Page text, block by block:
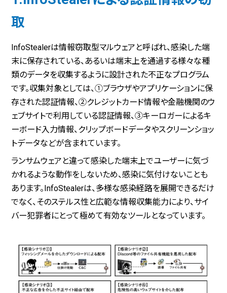
取
InfoStealerは情報窃取型マルウェアと呼ばれ、感染した端
末に保存されている、あるいは端末上を通過する様々な種
類のデータを収集するように設計された不正なプログラム
です。収集対象としては、①ブラウザやアプリケーションに保
存された認証情報、②クレジットカード情報や金融機関のウ
ェブサイトで利用している認証情報、③キーロガーによるキ
ーボード入力情報、クリップボードデータやスクリーンショッ
トデータなどが含まれています。
ランサムウェアと違って感染した端末上でユーザーに気づ
かれるような動作をしないため、感染に気付けないことも
あります。InfoStealerは、多様な感染経路を展開できるだけ
でなく、そのステルス性と広範な情報収集能力により、サイ
バー犯罪者にとって極めて有効なツールとなっています。